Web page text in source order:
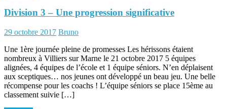
Division 3 – Une progression significative
Posted
29 octobre 2017 Author
Bruno
Une 1ère journée pleine de promesses Les hérissons étaient
nombreux à Villiers sur Marne le 21 octobre 2017 5 équipes
alignées, 4 équipes de l’école et 1 équipe séniors. N’en déplaisent
aux sceptiques… nos jeunes ont développé un beau jeu. Une belle
récompense pour les coachs ! L’équipe séniors se place 15ème au
classement suivie […]